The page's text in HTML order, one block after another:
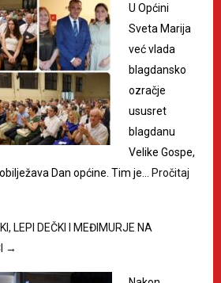
U Općini
Sveta Marija
već vlada
blagdansko
ozračje
ususret
blagdanu
Velike Gospe,
Dan općine. Tim je…
Pročitaj
LEPI DEČKI I MEĐIMURJE NA
→